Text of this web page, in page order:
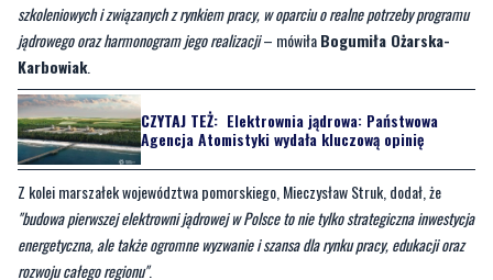
szkoleniowych i związanych z rynkiem pracy, w oparciu o realne potrzeby programu
jądrowego oraz harmonogram jego realizacji– mówiłaBogumiła Ożarska-
Karbowiak.
CZYTAJ TEŻ: Elektrownia jądrowa: Państwowa
Agencja Atomistyki wydała kluczową opinię
Z kolei marszałek województwa pomorskiego, Mieczysław Struk, dodał, że
"budowa pierwszej elektrowni jądrowej w Polsce to nie tylko strategiczna inwestycja
energetyczna, ale także ogromne wyzwanie i szansa dla rynku pracy, edukacji oraz
rozwoju całego regionu".